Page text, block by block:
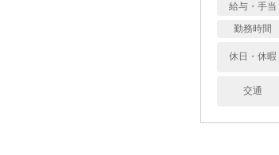
給与・手当
勤務時間
休日・休暇
交通